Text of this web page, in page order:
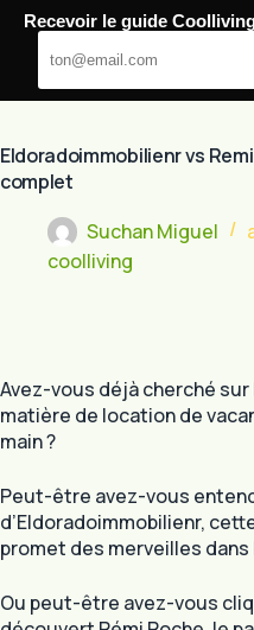
Passer
contenu
Cool Living
Eldoradoimmobilienr vs
complet
Suchan Miguel
coolliving
Avez-vous déjà cherché
matière de location de
main ?
Peut-être avez-vous
d’Eldoradoimmobilienr,
promet des merveilles dans
Ou peut-être avez-vous
Recevoir le guide